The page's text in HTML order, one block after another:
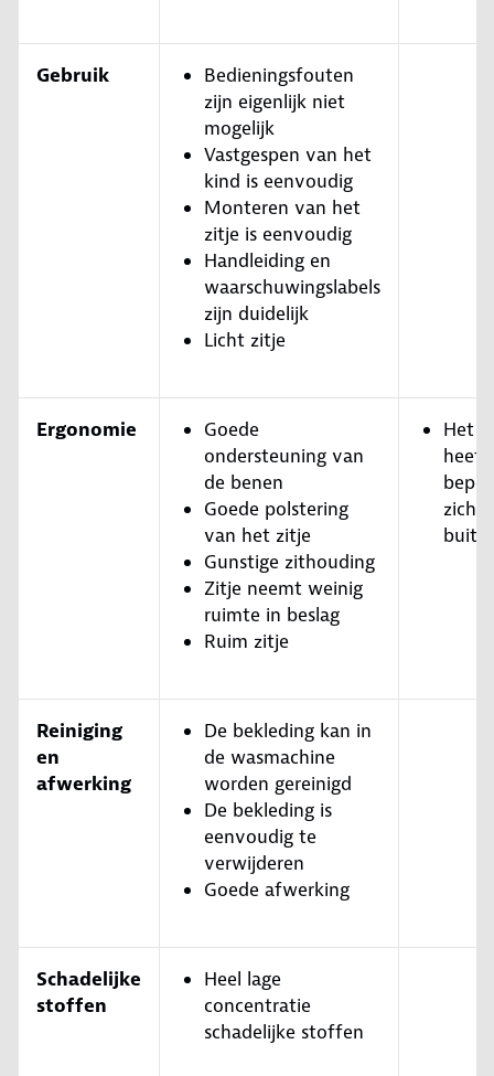
Gebruik
Bedieningsfouten
zijn eigenlijk niet
mogelijk
Vastgespen van het
kind is eenvoudig
Monteren van het
zitje is eenvoudig
Handleiding en
waarschuwingslabels
zijn duidelijk
Licht zitje
Ergonomie
Goede
ondersteuning van
de benen
Goede polstering
van het zitje
Gunstige zithouding
Zitje neemt weinig
ruimte in beslag
Ruim zitje
Het
heeft
zicht
Reiniging
en
afwerking
De bekleding kan in
de wasmachine
worden gereinigd
De bekleding is
eenvoudig te
verwijderen
Goede afwerking
Schadelijke
stoffen
Heel lage
concentratie
schadelijke stoffen